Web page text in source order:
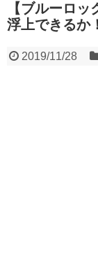
【ブルーロ
浮上できるか
2019/11/28